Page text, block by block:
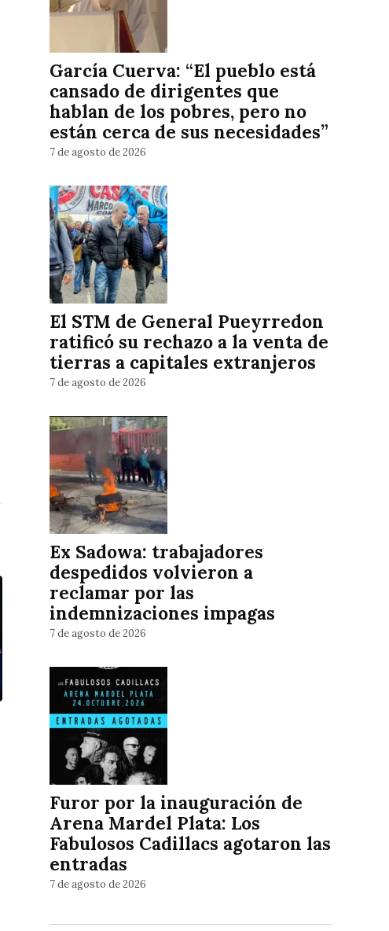
García Cuerva: “El pueblo está
cansado de dirigentes que
hablan de los pobres, pero no
están cerca de sus necesidades”
7 de agosto de 2026
El STM de General Pueyrredon
ratificó su rechazo a la venta de
tierras a capitales extranjeros
7 de agosto de 2026
Ex Sadowa: trabajadores
despedidos volvieron a
reclamar por las
indemnizaciones impagas
7 de agosto de 2026
Furor por la inauguración de
Arena Mardel Plata: Los
Fabulosos Cadillacs agotaron las
entradas
7 de agosto de 2026